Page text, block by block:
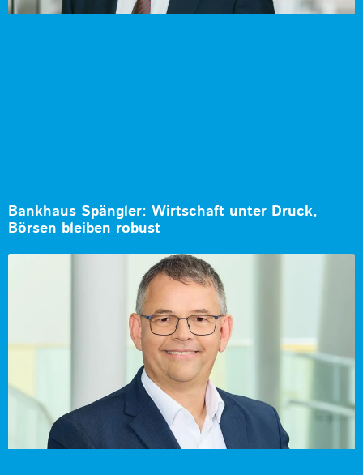
Bankhaus Spängler: Wirtschaft unter Druck,
Börsen bleiben robust